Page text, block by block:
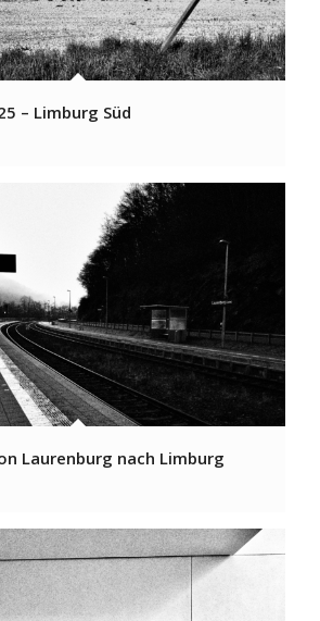
– Limburg Süd
Laurenburg nach Limburg